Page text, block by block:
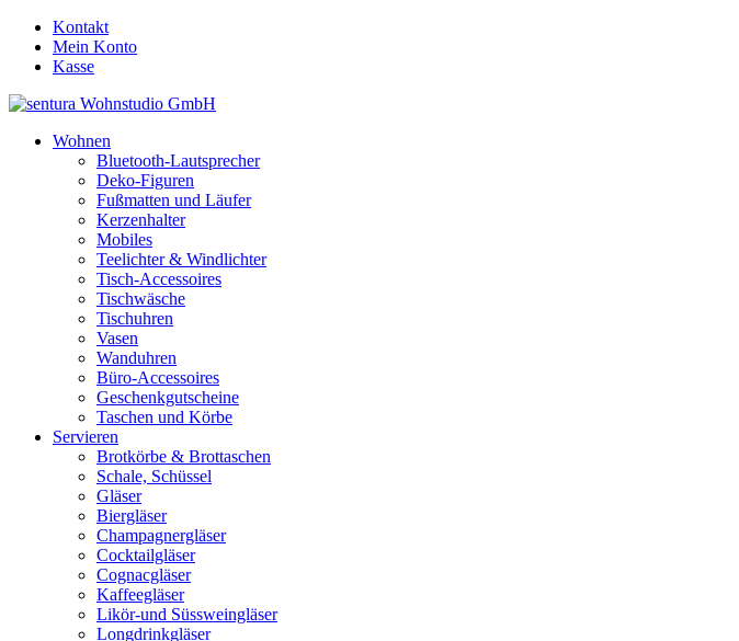
Kontakt
Mein Konto
Kasse
Wohnen
Bluetooth-Lautsprecher
Deko-Figuren
Fußmatten und Läufer
Kerzenhalter
Mobiles
Teelichter & Windlichter
Tisch-Accessoires
Tischwäsche
Tischuhren
Vasen
Wanduhren
Büro-Accessoires
Geschenkgutscheine
Taschen und Körbe
Servieren
Brotkörbe & Brottaschen
Schale, Schüssel
Gläser
Biergläser
Champagnergläser
Cocktailgläser
Cognacgläser
Kaffeegläser
Likör-und Süssweingläser
Longdrinkgläser